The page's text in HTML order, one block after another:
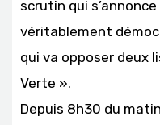
scrutin qui
véritablement
qui va opposer deux
Verte ».
Depuis 8h30 du